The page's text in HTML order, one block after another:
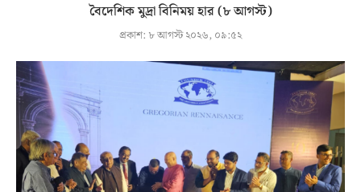
বৈদেশিক মুদ্রা বিনিময় হার (৮ আগস্ট)
প্রকাশ: ৮ আগস্ট ২০২৬, ০৯:৫২